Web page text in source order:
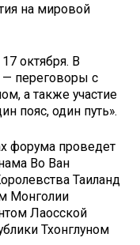
на мировой
октября. В
— переговоры с
а также участие
пояс, один путь».
форума проведет
Во Ван
Таиланд
Монголии
Лаосской
Тхонглуном